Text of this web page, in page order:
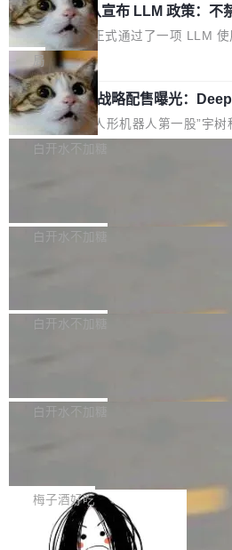
配、功耗与稳定性调优、兼容性测评及
等内容展开系统讲解和实战交流，帮助
步了解开源鸿蒙在智能...
Hub 员工 kdaigle 在 HN 讨论中贴出了
据：2025 年全年 10 亿次 commit。现
2.75 亿次，全年预计 140 亿次。
ontinual Harness。在 ARC-AGI 3 基
上，Prime Agent + Opus 5 的组合达
5% RHAE Best@1，超过了 ARC 报告
家基线 95.4%。 不是又一个 coding
器 Prime Agent 的架构和市面上大多数
agent 有本质区别。大多数 agent
计是基于早期模型的能力—...
Rust 项目团队宣布 LLM 政策：不
止，但你要承认哪些代码不是你写
Rust 语言项目正式通过了一项 LLM 使
覆盖 rust-lang/rust 单一仓库的代码贡
是项目级别的官方立场，目前由五个团
但它可能是主流开源项目中关于 AI 辅
细致的一份规则。 政策的核心只有一句
可以用来分析、提炼、审阅、建议，但
不得生成涉及安全性的关键变更，除非
局
宇树科技 IPO 战略配售曝光：
ek 获配 93.3 万股，锁定 36 个月
8月6日晚间，“人形机器人第一股”宇树
有限公司披露IPO发行价格及战略配售
36个月。 公告显示，本次宇树科技战略
员工参与设立的专项资产管理计划。其
获配9...
白开水不加糖
Bug fixes and enhancements 修复多
一个回归问题，该问题导致拉取镜像时
题，该问题可能导致在旧版 Linux 内核
白开水不加糖
e 孵化器项目管理委员会（IPMC）投票
P）！这一里程碑不仅标志着 Fluss 迈
白开水不加糖
长期停止内容更新，未能实现其作为“AI
提交的编辑请求也长期处于待处理状态
pedia 于去年底上线，定位为由人工智
容的百科平台，被马斯克视为传统众包
白开水不加糖
是这样的：配 MessageSource 的
声明 LocaleResolver、注册
梅子酒好吃
Apache Doris 4.1 全面增强